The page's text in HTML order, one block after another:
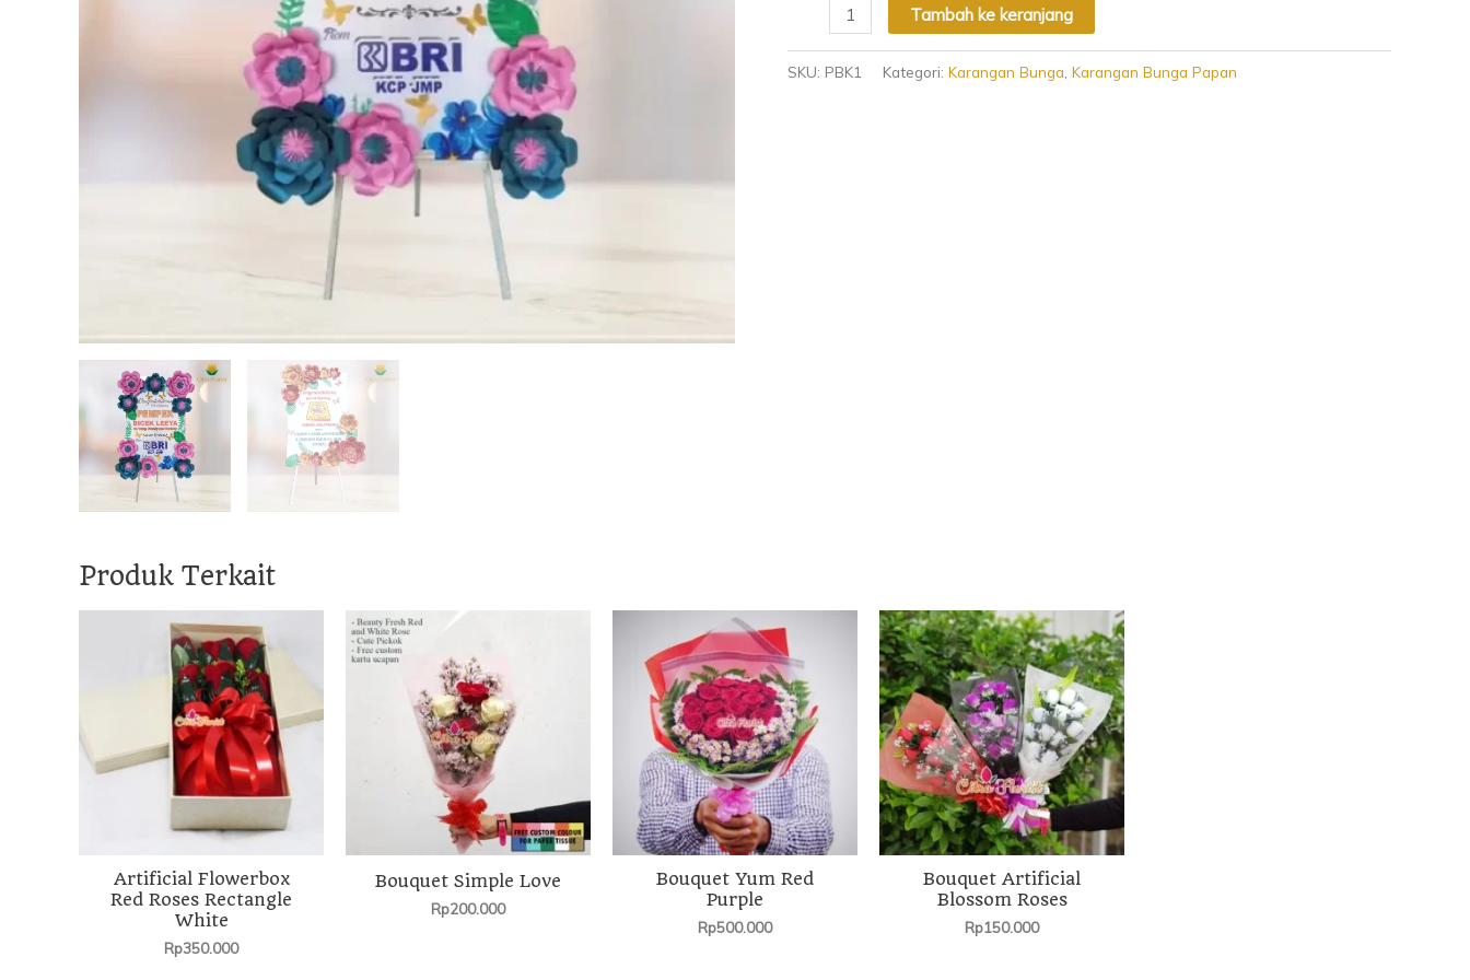
Tambah ke keranjang
SKU: PBK1 Kategori: Karangan Bunga Karangan Bunga Papan
Produk Terkait
Artificial Flowerbox
Red Roses Rectangle
White
Rp350.000
Bouquet Simple Love
Rp200.000
Bouquet Yum Red
Purple
Rp500.000
Bouquet Artificial
Blossom Roses
Rp150.000